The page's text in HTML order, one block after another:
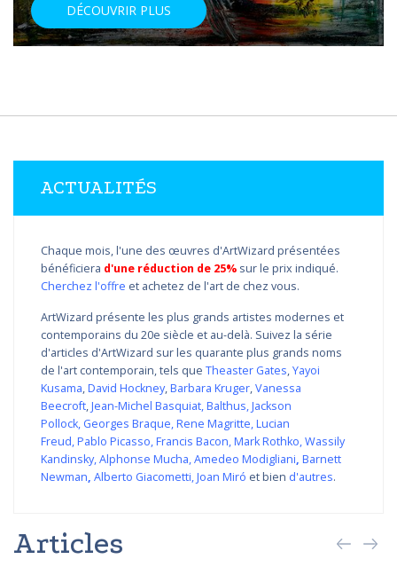
DÉCOUVRIR PLUS
ACTUALITÉS
Chaque mois, l'une des œuvres d'ArtWizard présentées
bénéficiera d'une réduction de 25% sur le prix indiqué.
Cherchez l'offre et achetez de l'art de chez vous.
ArtWizard présente les plus grands artistes modernes et
contemporains du 20e siècle et au-delà. Suivez la série
d'articles d'ArtWizard sur les quarante plus grands noms
de l'art contemporain, tels que Theaster Gates,Yayoi
Kusama,David Hockney,Barbara Kruger,Vanessa
Beecroft,Jean-Michel Basquiat,Balthus,Jackson
Pollock, Georges Braque,Rene Magritte,Lucian
Freud,Pablo Picasso,Francis Bacon,Mark Rothko,Wassily
Kandinsky,Alphonse Mucha,Amedeo Modigliani, Barnett
Newman, Alberto Giacometti,Joan Miró et bien d'autres.
Articles